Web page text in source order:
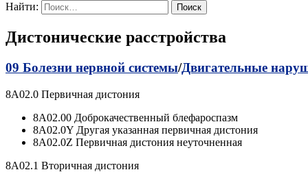
Найти:
Дистонические расстройства
09 Болезни нервной системы/Двигательные
8A02.0 Первичная дистония
8A02.00 Доброкачественный блефароспазм
8A02.0Y Другая указанная первичная дистония
8A02.0Z Первичная дистония неуточненная
8A02.1 Вторичная дистония